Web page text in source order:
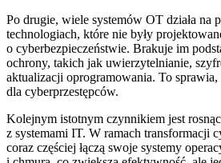
Po drugie, wiele systemów OT działa na
technologiach, które nie były
o cyberbezpieczeństwie. Brakuje im
ochrony, takich jak uwierzytelnianie,
aktualizacji oprogramowania. To sprawia,
dla cyberprzestępców.
Kolejnym istotnym czynnikiem jest
z systemami IT. W ramach transformacji
coraz częściej łączą swoje systemy